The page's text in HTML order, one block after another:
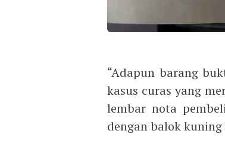
“Adapun barang
kasus curas yang
lembar nota
dengan balok